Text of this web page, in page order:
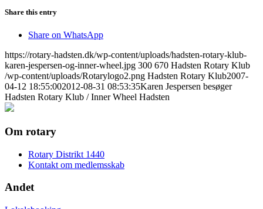
Share this entry
Share on WhatsApp
https://rotary-hadsten.dk/wp-content/uploads/hadsten-rotary-klub-
karen-jespersen-og-inner-wheel.jpg 300 670 Hadsten Rotary Klub
/wp-content/uploads/Rotarylogo2.png Hadsten Rotary Klub2007-
04-12 18:55:002012-08-31 08:53:35Karen Jespersen besøger
Hadsten Rotary Klub / Inner Wheel Hadsten
Om rotary
Rotary Distrikt 1440
Kontakt om medlemsskab
Andet